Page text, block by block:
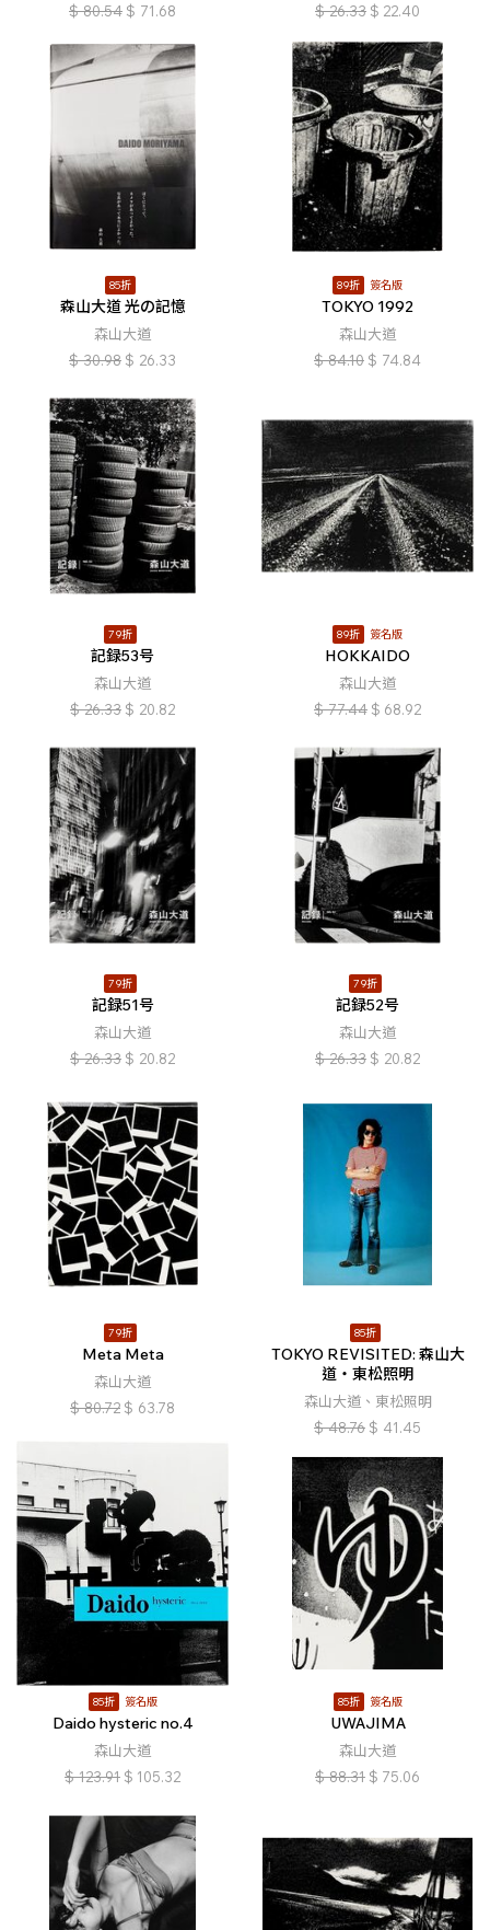
$ 80.54 $ 71.68 $ 26.33 $ 22.40
85折
森山大道 光の記憶
森山大道
$ 30.98 $ 26.33
89折 簽名版
TOKYO 1992
森山大道
$ 84.10 $ 74.84
79折
記録53号
森山大道
$ 26.33 $ 20.82
89折 簽名版
HOKKAIDO
森山大道
$ 77.44 $ 68.92
79折
記録51号
森山大道
$ 26.33 $ 20.82
79折
記録52号
森山大道
$ 26.33 $ 20.82
79折
Meta Meta
森山大道
$ 80.72 $ 63.78
85折
TOKYO REVISITED: 森山大
道・東松照明
森山大道、東松照明
$ 48.76 $ 41.45
85折 簽名版
Daido hysteric no.4
森山大道
$ 123.91 $ 105.32
85折 簽名版
UWAJIMA
森山大道
$ 88.31 $ 75.06